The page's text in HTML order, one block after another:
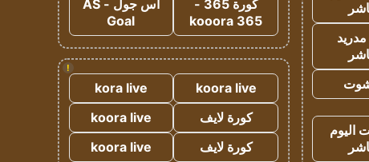
شوت
اليوم
كورة 365 -
kooora 365
اس جول - AS
Goal
!
koora live
kora live
كورة لايف
koora live
كورة لايف
koora live